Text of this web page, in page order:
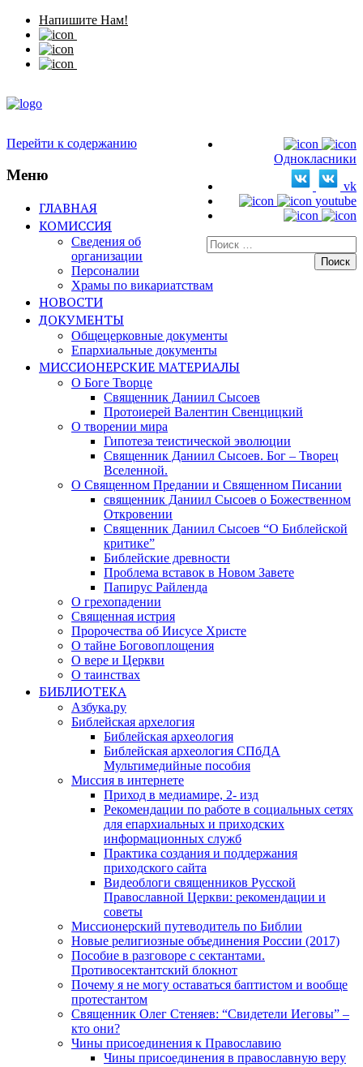
Напишите Нам!
Однокласники
vk
youtube
Искать:
Перейти к содержанию
Меню
ГЛАВНАЯ
КОМИССИЯ
Сведения об
организации
Персоналии
Храмы по викариатствам
НОВОСТИ
ДОКУМЕНТЫ
Общецерковные документы
Епархиальные документы
МИССИОНЕРСКИЕ МАТЕРИАЛЫ
О Боге Творце
Священник Даниил Сысоев
Протоиерей Валентин Свенцицкий
О творении мира
Гипотеза теистической эволюции
Священник Даниил Сысоев. Бог – Творец
Вселенной.
О Священном Предании и Священном Писании
священник Даниил Сысоев о Божественном
Откровении
Священник Даниил Сысоев “О Библейской
критике”
Библейские древности
Проблема вставок в Новом Завете
Папирус Райленда
О грехопадении
Священная истрия
Пророчества об Иисусе Христе
О тайне Боговоплощения
О вере и Церкви
О таинствах
БИБЛИОТЕКА
Азбука.ру
Библейская архелогия
Библейская археология
Библейская археология СПбДА
Мультимедийные пособия
Миссия в интернете
Приход в медиамире, 2- изд
Рекомендации по работе в социальных сетях
для епархиальных и приходских
информационных служб
Практика создания и поддержания
приходского сайта
Видеоблоги священников Русской
Православной Церкви: рекомендации и
советы
Миссионерский путеводитель по Библии
Новые религиозные объединения России (2017)
Пособие в разговоре с сектантами.
Противосектантский блокнот
Почему я не могу оставаться баптистом и вообще
протестантом
Священник Олег Стеняев: “Свидетели Иеговы” –
кто они?
Чины присоединения к Православию
Чины присоединения в православную веру